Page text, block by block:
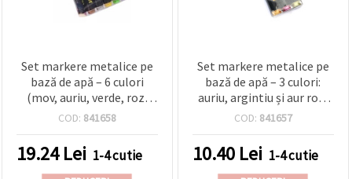
Set markere metalice pe
bază de apă – 6 culori
(mov, auriu, verde, roz,
alb, cupru) pentru desen și
COD: 841658
19.24Lei 1-4 cutie
Set markere metalice pe
bază de apă – 3 culori:
auriu, argintiu și aur roz,
pentru scris decorativ și
COD: 841657
10.40 Lei 1-4 cutie